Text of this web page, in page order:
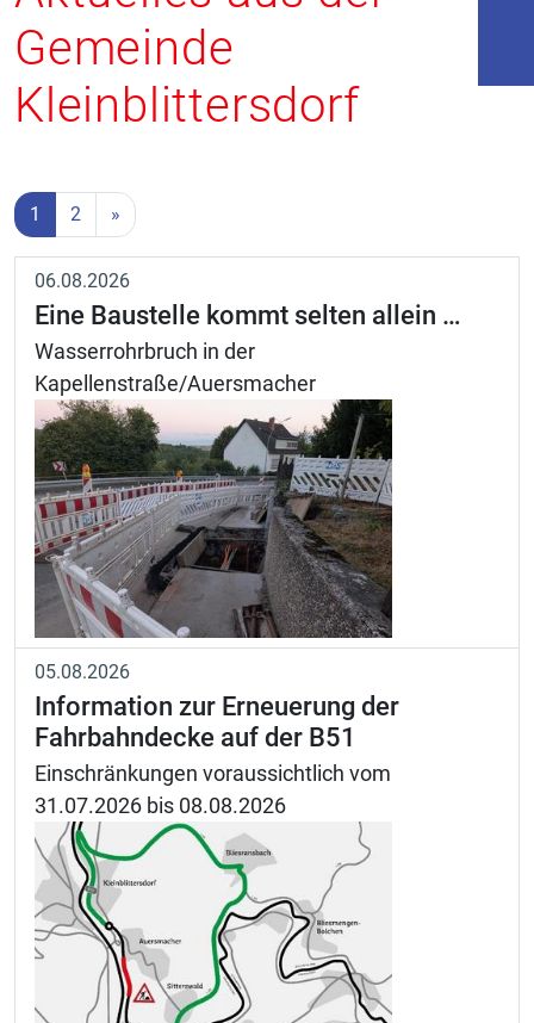
Gemeinde
Kleinblittersdorf
1 2 »
06.08.2026
Eine Baustelle kommt selten allein …
Wasserrohrbruch in der
Kapellenstraße/Auersmacher
05.08.2026
Information zur Erneuerung der
Fahrbahndecke auf der B51
Einschränkungen voraussichtlich vom
31.07.2026 bis 08.08.2026